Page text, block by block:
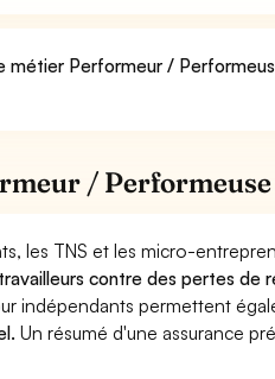
métier Performeur /
/ Performeuse
les TNS et les micro-
contre des pertes de
indépendants permettent
Un résumé d'une assurance